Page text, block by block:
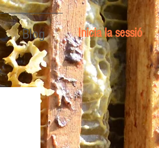
Blog Inicia la sessió